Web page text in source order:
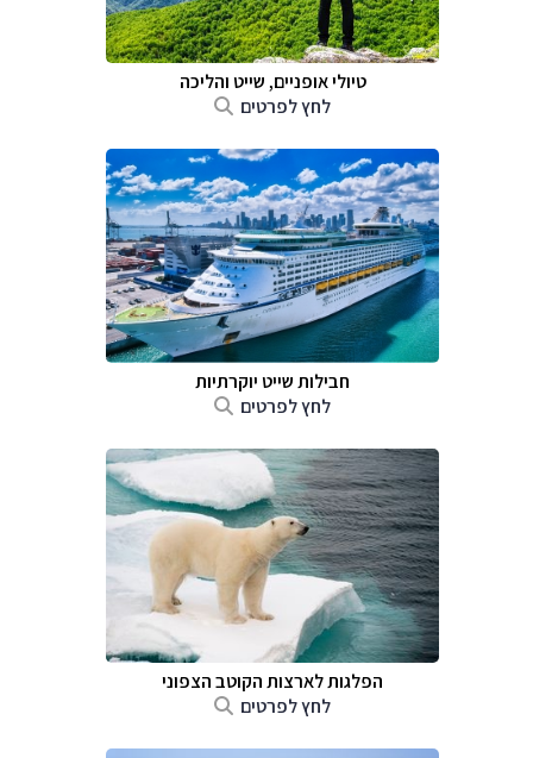
טיולי אופניים, שייט והליכה
לחץ לפרטים
חבילות שייט יוקרתיות
לחץ לפרטים
הפלגות לארצות הקוטב הצפוני
לחץ לפרטים